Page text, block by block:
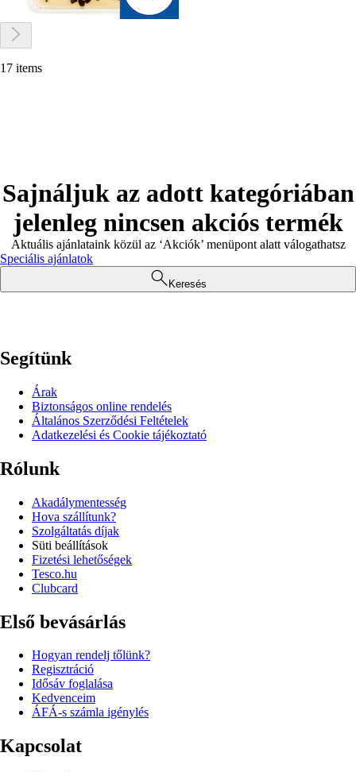
17 items
Sajnáljuk az adott kategóriában
jelenleg nincsen akciós termék
Aktuális ajánlataink közül az ‘Akciók’ menüpont alatt válogathatsz
Speciális ajánlatok
Keresés
Segítünk
Árak
Biztonságos online rendelés
Általános Szerződési Feltételek
Adatkezelési és Cookie tájékoztató
Rólunk
Akadálymentesség
Hova szállítunk?
Szolgáltatás díjak
Süti beállítások
Fizetési lehetőségek
Tesco.hu
Clubcard
Első bevásárlás
Hogyan rendelj tőlünk?
Regisztráció
Idősáv foglalása
Kedvenceim
ÁFÁ-s számla igénylés
Kapcsolat